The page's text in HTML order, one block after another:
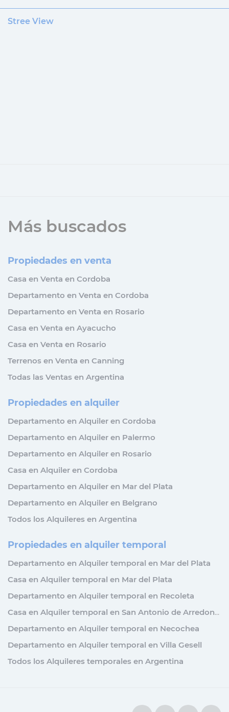
Stree View
Más buscados
Propiedades en venta
Casa en Venta en Cordoba
Departamento en Venta en Cordoba
Departamento en Venta en Rosario
Casa en Venta en Ayacucho
Casa en Venta en Rosario
Terrenos en Venta en Canning
Todas las Ventas en Argentina
Propiedades en alquiler
Departamento en Alquiler en Cordoba
Departamento en Alquiler en Palermo
Departamento en Alquiler en Rosario
Casa en Alquiler en Cordoba
Departamento en Alquiler en Mar del Plata
Departamento en Alquiler en Belgrano
Todos los Alquileres en Argentina
Propiedades en alquiler temporal
Departamento en Alquiler temporal en Mar del Plata
Casa en Alquiler temporal en Mar del Plata
Departamento en Alquiler temporal en Recoleta
Casa en Alquiler temporal en San Antonio de Arredondo
Departamento en Alquiler temporal en Necochea
Departamento en Alquiler temporal en Villa Gesell
Todos los Alquileres temporales en Argentina